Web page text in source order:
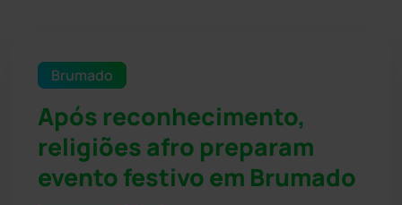
Brumado
Após reconhecimento,
religiões afro preparam
evento festivo em Brumado